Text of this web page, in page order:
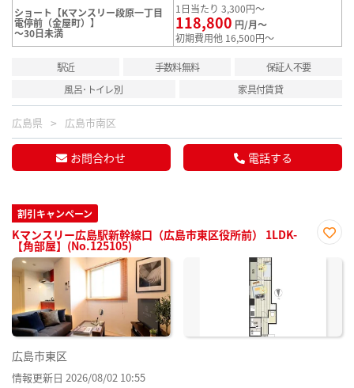
ショート【Kマンスリー段原一丁目
電停前（金屋町）】
～30日未満
1日当たり 3,300円～
118,800 円/月～
初期費用他 16,500円～
駅近 手数料無料
保証人不要
風呂･トイレ別
家具付賃貸
広島県 広島市南区
お問合わせ 電話する
割引キャンペーン
Kマンスリー広島駅新幹線口（広島市東区役所前） 1LDK-
【角部屋】(No.125105)
に入
広島市東区
情報更新日 2026/08/02 10:55